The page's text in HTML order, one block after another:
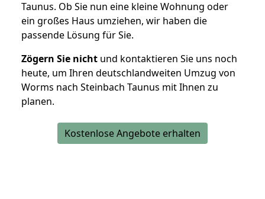
Taunus. Ob Sie nun eine kleine Wohnung oder
ein großes Haus umziehen, wir haben die
passende Lösung für Sie.
Zögern Sie nicht und kontaktieren Sie uns noch
heute, um Ihren deutschlandweiten Umzug von
Worms nach Steinbach Taunus mit Ihnen zu
planen.
Kostenlose Angebote erhalten